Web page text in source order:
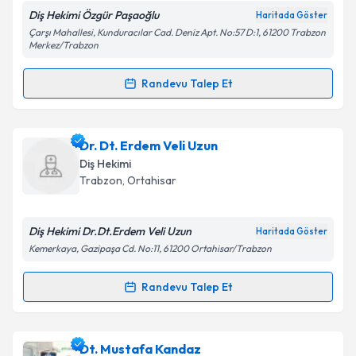
Kişisel verilerimin işlenmesine ilişkinAydınlatma
'ni okudum ve kişisel verilerimin belirtilen
kapsamda işlenmesini kabul ediyorum.
Takvim Talebini Gönder
Diş Hekimi Özgür Paşaoğlu Haritada Göster
Çarşı Mahallesi, Kunduracılar Cad. Deniz Apt. No:57 D:1, 61200 Trabzon
Merkez/Trabzon
Randevu Talep Et
Randevu Takvimi Talebi
Dt. Özgür Paşaoğluiçin randevu takvimi talebi
oluşturun. Size bu uzmandan randevu almanız için bir
takvim hazırlandığında e-posta ile bilgilendireceğiz.
Kişisel verilerimin işlenmesine ilişkin
Metni'ni okudum ve kişisel verilerimin belirtilen
Dr. Dt. Erdem Veli Uzun
Diş Hekimi
Trabzon, Ortahisar
Diş Hekimi Dr.Dt.Erdem Veli Uzun Haritada Göster
Kemerkaya, Gazipaşa Cd. No:11, 61200 Ortahisar/Trabzon
Randevu Talep Et
Randevu Takvimi Talebi
Dr. Dt. Erdem Veli Uzuniçin randevu takvimi talebi
Dt. Mustafa Kandaz